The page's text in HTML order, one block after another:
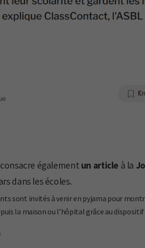
consacre également un article à la
dans les écoles.
sont invités à venir en pyjama pour
la maison ou l’hôpital grâce au
.